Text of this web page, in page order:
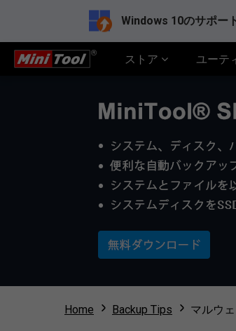
Windows 10のサポー
ストア ユーテ
Home Backup Tips マルウ